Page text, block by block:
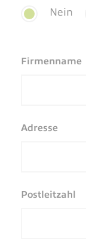
Nein
Firmenname
Adresse
Postleitzahl